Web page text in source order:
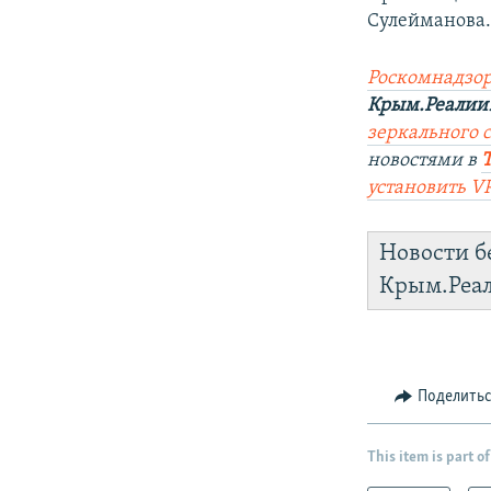
Сулейманова.
Крым.Реалии
зеркального
новостями в
установить
Новости
This item is part of